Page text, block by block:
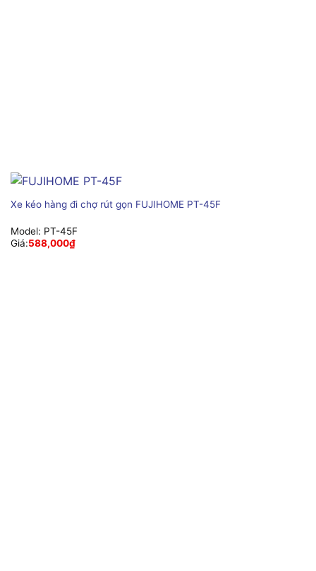
Xe kéo hàng đi chợ rút gọn FUJIHOME PT-45F
Model: PT-45F
Giá:588,000₫